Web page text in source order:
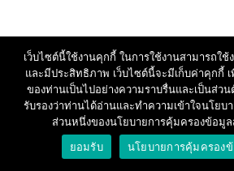
เว็บไซต์นี้ใช้งานคุกกี้ ในการใช้งานสามารถใช้
และมีประสิทธิภาพ เว็บไซต์นี้จะมีเก็บค่าคุกกี้ เ
ของท่านเป็นไปอย่างความราบรื่นและเป็นส่ว
รับรองว่าท่านได้อ่านและทำความเข้าใจนโยบ
ส่วนหนึ่งของนโยบายการคุ้มครองข้อมู
ยอมรับ
นโยบายการคุ้มครอง